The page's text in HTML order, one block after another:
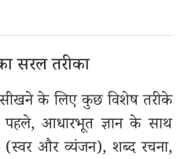
सरल तरीका
के लिए कुछ विशेष तरीके
आधारभूत ज्ञान के साथ
और व्यंजन), शब्द रचना,